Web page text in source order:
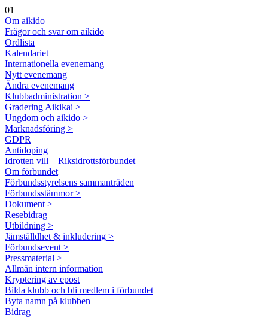
01
Om aikido
Frågor och svar om aikido
Ordlista
Kalendariet
Internationella evenemang
Nytt evenemang
Ändra evenemang
Klubbadministration >
Gradering Aikikai >
Ungdom och aikido >
Marknadsföring >
GDPR
Antidoping
Idrotten vill – Riksidrottsförbundet
Om förbundet
Förbundsstyrelsens sammanträden
Förbundsstämmor >
Dokument >
Resebidrag
Utbildning >
Jämställdhet & inkludering >
Förbundsevent >
Pressmaterial >
Allmän intern information
Kryptering av epost
Bilda klubb och bli medlem i förbundet
Byta namn på klubben
Bidrag